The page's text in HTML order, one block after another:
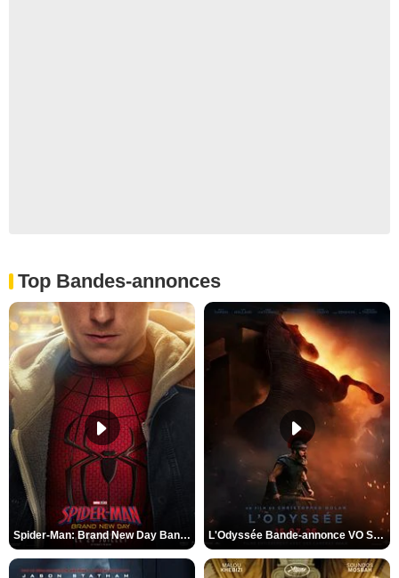
Top Bandes-annonces
Spider-Man: Brand New Day Bande-annonce VO STFR L'Odyssée Bande-annonce VO STFR